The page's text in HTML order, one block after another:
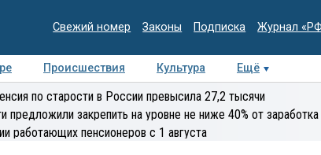
Свежий номер Законы Подписка Журнал
Происшествия Культура Ещё
Медиацентр Интервью Колумнисты
по старости в России превысила 27,2 тысячи
предложили закрепить на уровне не ниже 40% от заработка
работающих пенсионеров с 1 августа